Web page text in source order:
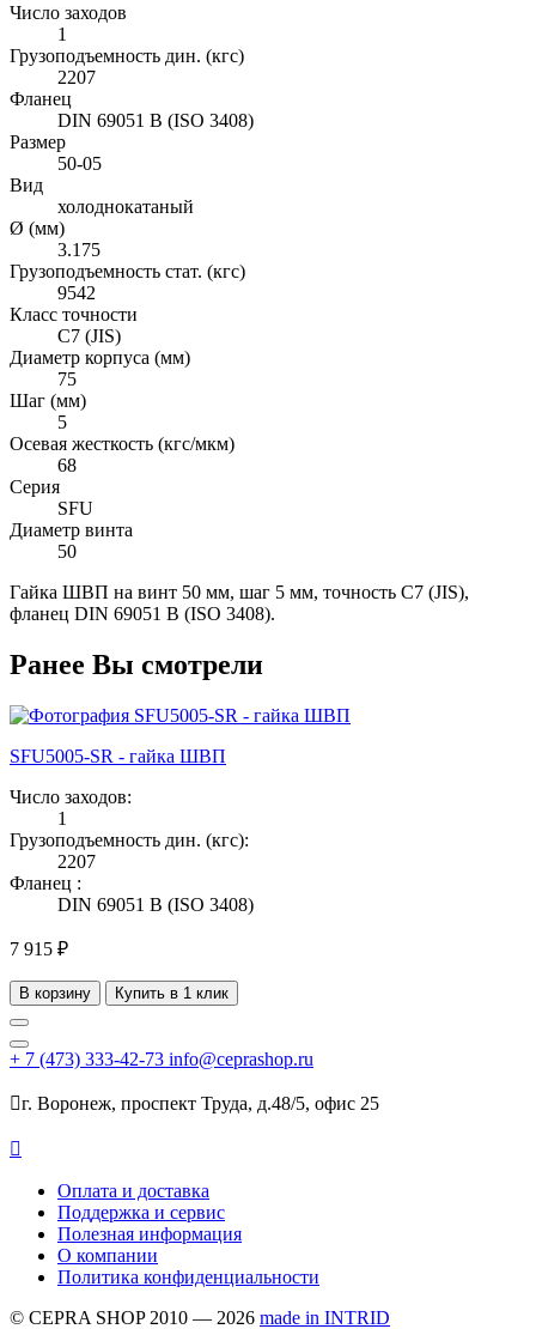
Число заходов
1
Грузоподъемность дин. (кгс)
2207
Фланец
DIN 69051 B (ISO 3408)
Размер
50-05
Вид
холоднокатаный
Ø (мм)
3.175
Грузоподъемность стат. (кгс)
9542
Класс точности
C7 (JIS)
Диаметр корпуса (мм)
75
Шаг (мм)
5
Осевая жесткость (кгс/мкм)
68
Серия
SFU
Диаметр винта
50
Гайка ШВП на винт 50 мм, шаг 5 мм, точность C7 (JIS),
фланец DIN 69051 B (ISO 3408).
Ранее Вы смотрели
SFU5005-SR - гайка ШВП
Число заходов:
1
Грузоподъемность дин. (кгс):
2207
Фланец :
DIN 69051 B (ISO 3408)
7 915 ₽
В корзину Купить в 1 клик
+ 7 (473) 333-42-73 info@ceprashop.ru
г. Воронеж, проспект Труда, д.48/5, офис 25

Оплата и доставка
Поддержка и сервис
Полезная информация
О компании
Политика конфиденциальности
© CEPRA SHOP 2010 — 2026 made in INTRID